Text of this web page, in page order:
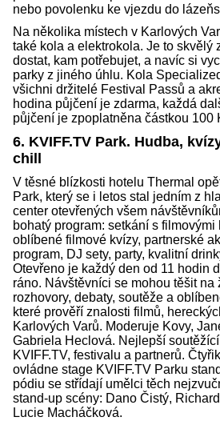
nebo povolenku ke vjezdu do
Na několika místech v Karlových
také kola a elektrokola. Je to skvělý
dostat, kam potřebujet, a navíc si
parky z jiného úhlu. Kola
všichni držitelé Festival Passů a
hodina půjčení je zdarma, každá
půjčení je zpoplatněna částkou 100
6. KVIFF.TV Park. Hudba,
chill
V těsné blízkosti hotelu Thermal
Park, který se i letos stal jedním z
center otevřených všem
bohatý program: setkání s filmovými
oblíbené filmové kvízy, partnerské
program, DJ sety, party, kvalitní
Otevřeno je každý den od 11 hodin
ráno. Návštěvníci se mohou těšit na
rozhovory, debaty, soutěže a
které prověří znalosti filmů,
Karlových Varů. Moderuje Kovy,
Gabriela Heclová. Nejlepší
KVIFF.TV, festivalu a partnerů.
ovládne stage KVIFF.TV Parku
pódiu se střídají umělci těch
stand-up scény: Dano Čistý,
Lucie Macháčková.